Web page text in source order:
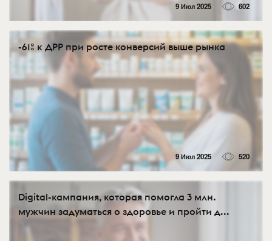
9 Июл 2025 602
-61% к ДРР при росте конверсий выше рынка
9 Июл 2025 520
Digital-кампания, которая помогла 3 млн.
мужчин задуматься о здоровье и пройти д...